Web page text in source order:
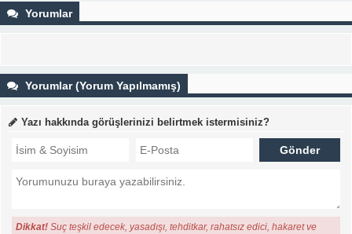
Yorumlar
Yorumlar (Yorum Yapılmamış)
Yazı hakkında görüşlerinizi belirtmek istermisiniz?
Dikkat! Suç teşkil edecek, yasadışı, tehditkar, rahatsız edici, hakaret ve